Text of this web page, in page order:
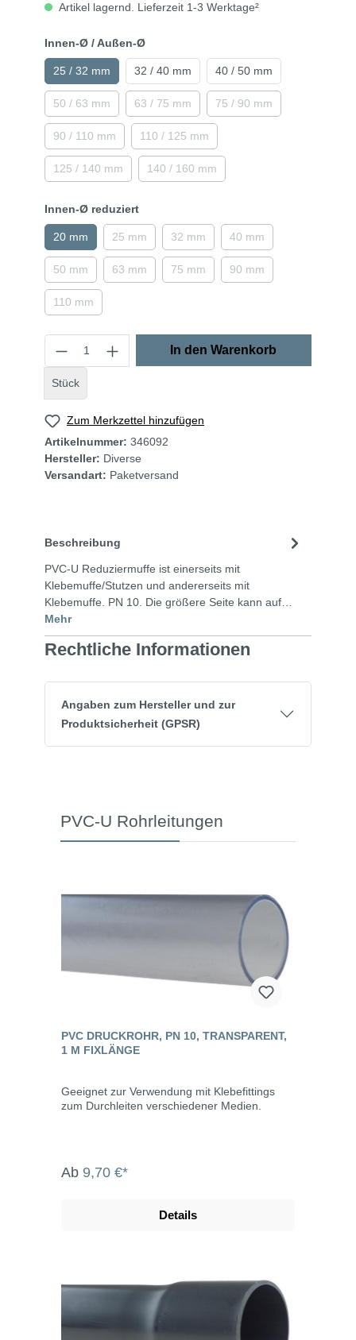
Artikel lagernd. Lieferzeit 1-3 Werktage²
Innen-Ø / Außen-Ø
25 / 32 mm 32 / 40 mm 40 / 50 mm
50 / 63 mm 63 / 75 mm 75 / 90 mm
90 / 110 mm 110 / 125 mm
125 / 140 mm 140 / 160 mm
Innen-Ø reduziert
20 mm 25 mm 32 mm 40 mm
50 mm 63 mm 75 mm 90 mm
110 mm
Stück
In den Warenkorb
Zum Merkzettel hinzufügen
Artikelnummer: 346092
Hersteller: Diverse
Versandart: Paketversand
Beschreibung
PVC-U Reduziermuffe ist einerseits mit
Klebemuffe/Stutzen und andererseits mit
Klebemuffe. PN 10. Die größere Seite kann auf…
Mehr
Rechtliche Informationen
Angaben zum Hersteller und zur
Produktsicherheit (GPSR)
PVC-U Rohrleitungen
PVC DRUCKROHR, PN 10, TRANSPARENT,
1 M FIXLÄNGE
Geeignet zur Verwendung mit Klebefittings
zum Durchleiten verschiedener Medien.
Ab 9,70 €*
Details